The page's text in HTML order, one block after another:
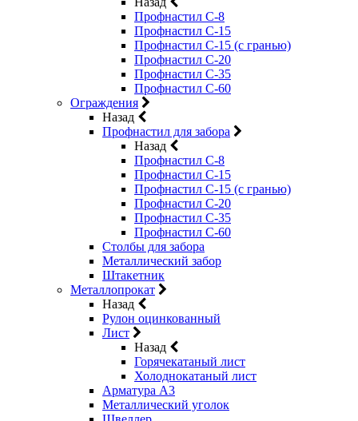
Профнастил С-8
Профнастил С-15
Профнастил С-15 (с гранью)
Профнастил С-20
Профнастил С-35
Профнастил С-60
Ограждения
Назад
Профнастил для забора
Назад
Профнастил С-8
Профнастил С-15
Профнастил С-15 (с гранью)
Профнастил С-20
Профнастил С-35
Профнастил С-60
Столбы для забора
Металлический забор
Штакетник
Металлопрокат
Назад
Рулон оцинкованный
Лист
Назад
Горячекатаный лист
Холоднокатаный лист
Арматура А3
Металлический уголок